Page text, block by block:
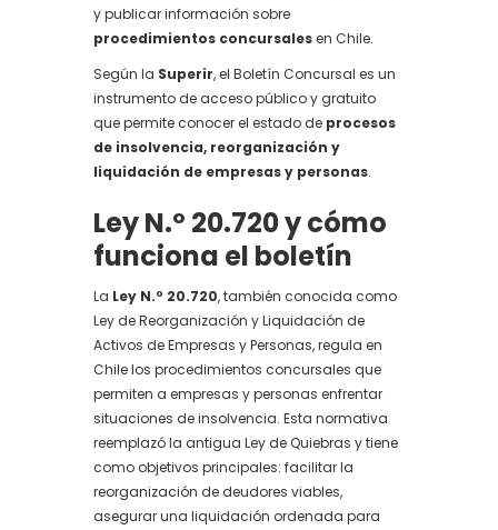
y publicar información sobre
procedimientos concursalesen Chile.
Según la Superir, el Boletín Concursal es un
instrumento de acceso público y gratuito
que permite conocer el estado de procesos
de insolvencia, reorganización y
liquidación de empresas y personas.
Ley N.º 20.720 y cómo
funciona el boletín
La Ley N.º 20.720, también conocida como
Ley de Reorganización y Liquidación de
Activos de Empresas y Personas, regula en
Chile los procedimientos concursales que
permiten a empresas y personas enfrentar
situaciones de insolvencia. Esta normativa
reemplazó la antigua Ley de Quiebras y tiene
como objetivos principales: facilitar la
reorganización de deudores viables,
asegurar una liquidación ordenada para